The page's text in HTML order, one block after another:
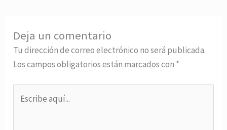
Deja un comentario
Tu dirección de correo electrónico no será publicada.
Los campos obligatorios están marcados con *
aquí...